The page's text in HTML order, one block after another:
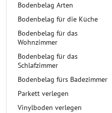
Bodenbelag Arten
Bodenbelag für die Küche
Bodenbelag für das
Wohnzimmer
Bodenbelag für das
Schlafzimmer
Bodenbelag fürs Badezimmer
Parkett verlegen
Vinylboden verlegen